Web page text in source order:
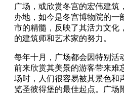
广场，或欣赏冬宫的宏伟建筑
办地，如今是冬宫博物院的一
市的精髓，反映了其活力文化
的建筑师和艺术家的努力。
每年十月，广场都会因特别活
前来欣赏其美景的游客带来难
场时，人们很容易被其景色和
览圣彼得堡的最佳起点。广场